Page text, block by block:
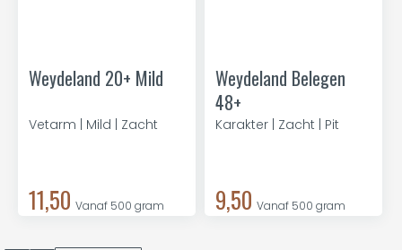
Weydeland 20+ Mild
Vetarm | Mild | Zacht
11,50 Vanaf 500 gram
Weydeland Belegen
48+
Karakter | Zacht | Pit
9,50 Vanaf 500 gram